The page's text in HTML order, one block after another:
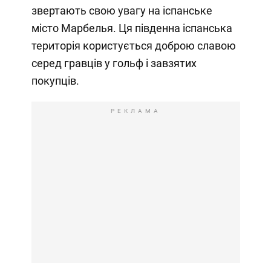
звертають свою увагу на іспанське
місто Марбелья. Ця південна іспанська
територія користується доброю славою
серед гравців у гольф і завзятих
покупців.
РЕКЛАМА